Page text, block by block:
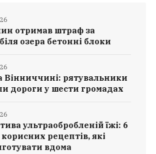
отримав штраф за
озера бетонні блоки
Вінниччині: рятувальники
дороги у шести громадах
ультраобробленій їжі: 6
рецептів, які
вдома